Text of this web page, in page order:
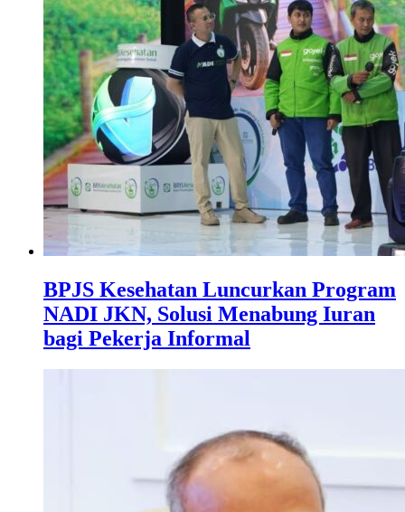
BPJS Kesehatan Luncurkan Program
NADI JKN, Solusi Menabung Iuran
bagi Pekerja Informal